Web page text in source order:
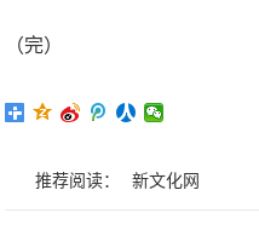
（完）
推荐阅读： 新文化网